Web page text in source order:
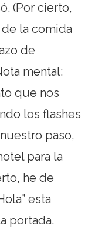
(Por cierto,
de la comida
de
mental:
que nos
los flashes
paso,
para la
he de
esta
portada.